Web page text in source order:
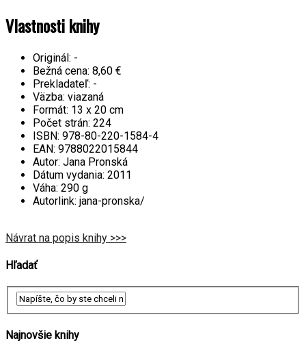
Vlastnosti knihy
Originál: -
Bežná cena: 8,60 €
Prekladateľ: -
Väzba: viazaná
Formát: 13 x 20 cm
Počet strán: 224
ISBN: 978-80-220-1584-4
EAN: 9788022015844
Autor: Jana Pronská
Dátum vydania: 2011
Váha: 290 g
Autorlink: jana-pronska/
Návrat na popis knihy >>>
Hľadať
Najnovšie knihy